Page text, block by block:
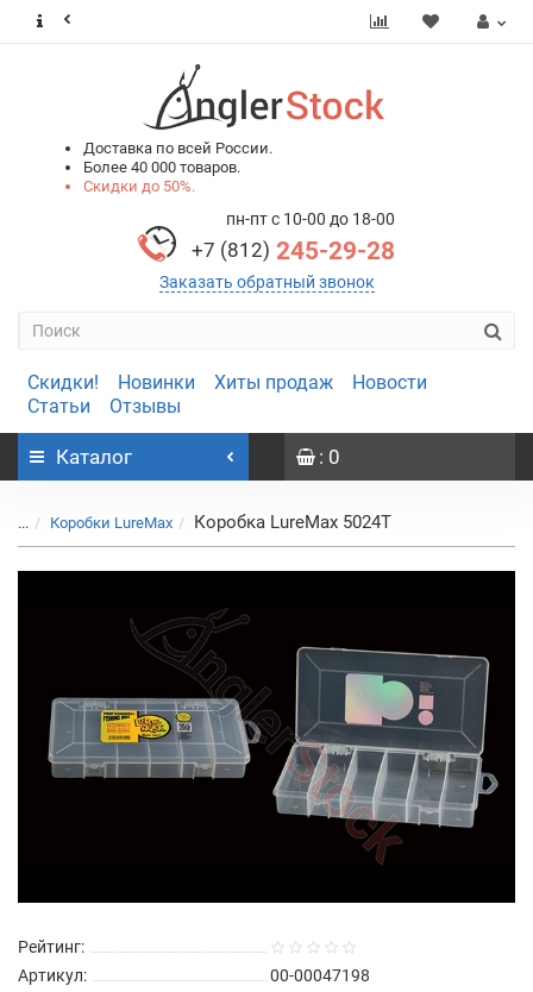
Доставка по всей России.
Более 40 000 товаров.
Скидки до 50%.
пн-пт с 10-00 до 18-00
+7 (812) 245-29-28
Заказать обратный звонок
Скидки! Новинки Хиты продаж
Новости
Статьи
Отзывы
Каталог : 0
... Коробки LureMax Коробка LureMax 5024T
Рейтинг:
Артикул:
00-00047198